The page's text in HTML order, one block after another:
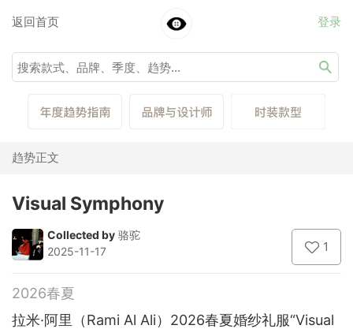
返回首页 登录
趋势正文
Visual Symphony
Collected by 骆驼
2025-11-17
1
2026春夏
拉米·阿里（Rami Al Ali）2026春夏婚纱礼服“Visual